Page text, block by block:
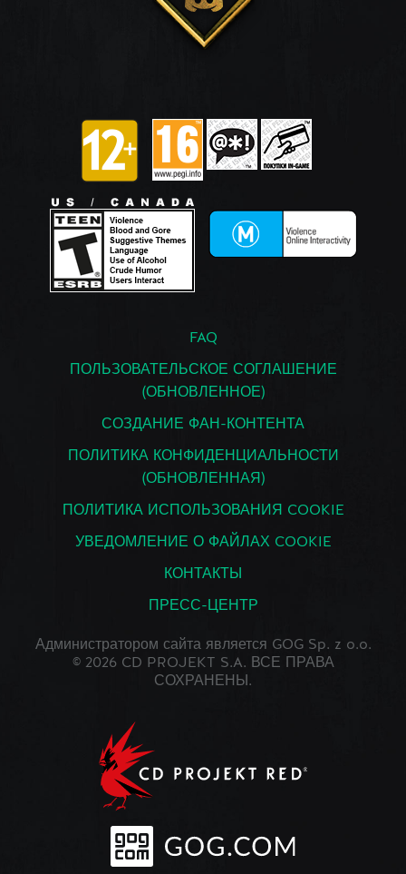
FAQ
ПОЛЬЗОВАТЕЛЬСКОЕ СОГЛАШЕНИЕ
(ОБНОВЛЕННОЕ)
СОЗДАНИЕ ФАН-КОНТЕНТА
ПОЛИТИКА КОНФИДЕНЦИАЛЬНОСТИ
(ОБНОВЛЕННАЯ)
ПОЛИТИКА ИСПОЛЬЗОВАНИЯ COOKIE
УВЕДОМЛЕНИЕ О ФАЙЛАХ COOKIE
КОНТАКТЫ
ПРЕСС-ЦЕНТР
Администратором сайта является GOG Sp. z o.o.
© 2026 CD PROJEKT S.A. ВСЕ ПРАВА
СОХРАНЕНЫ.